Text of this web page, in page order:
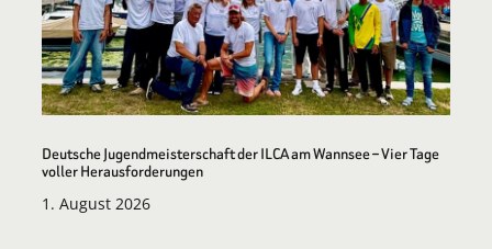
Deutsche Jugendmeisterschaft der ILCA am Wannsee – Vier Tage
voller Herausforderungen
1. August 2026